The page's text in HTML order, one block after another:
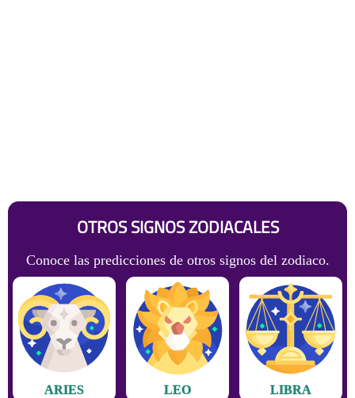
OTROS SIGNOS ZODIACALES
Conoce las predicciones de otros signos del zodiaco.
ARIES LEO LIBRA